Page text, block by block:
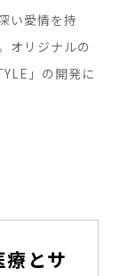
い愛情を持
オリジナルの
」の開発に
とサ